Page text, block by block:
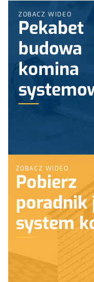
ZOBACZ WIDEO
Pekabet
budowa
komina
ZOBACZ WIDEO
Pobierz
poradnik
system